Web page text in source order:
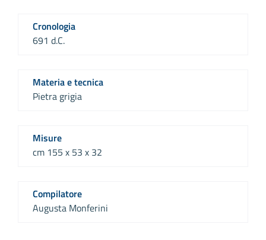
Cronologia
691 d.C.
Materia e tecnica
Pietra grigia
Misure
cm 155 x 53 x 32
Compilatore
Augusta Monferini